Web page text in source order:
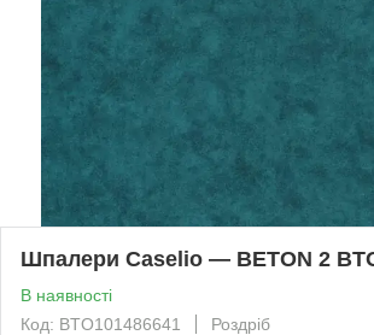
Шпалери Caselio — BETON 2
В наявності
Код: BTO101486641
Роздріб